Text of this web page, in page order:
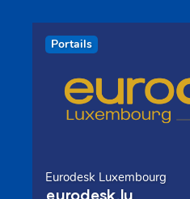
Portails
Eurodesk Luxembourg
eurodesk.lu